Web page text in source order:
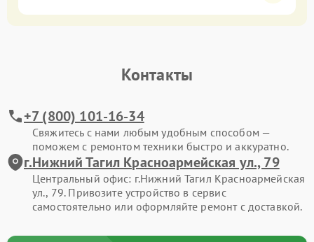
Контакты
+7 (800) 101-16-34
Свяжитесь с нами любым удобным способом —
поможем с ремонтом техники быстро и аккуратно.
г.Нижний Тагил Красноармейская ул., 79
Центральный офис: г.Нижний Тагил Красноармейская
ул., 79. Привозите устройство в сервис
самостоятельно или оформляйте ремонт с доставкой.